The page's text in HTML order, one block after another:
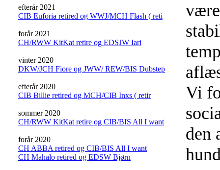
efterår 2021
CIB Euforia retired og WWJ/MCH Flash ( reti
forår 2021
CH/RWW KitKat retire og EDSJW Iari
vinter 2020
DKW/JCH Fiore og JWW/ REW/BIS Dubstep
efterår 2020
CIB Billie retired og MCH/CIB Inxs ( retir
sommer 2020
CH/RWW KitKat retire og CIB/BIS All I want
forår 2020
CH ABBA retired og CIB/BIS All I want
CH Mahalo retired og EDSW Bjørn
Vi
den